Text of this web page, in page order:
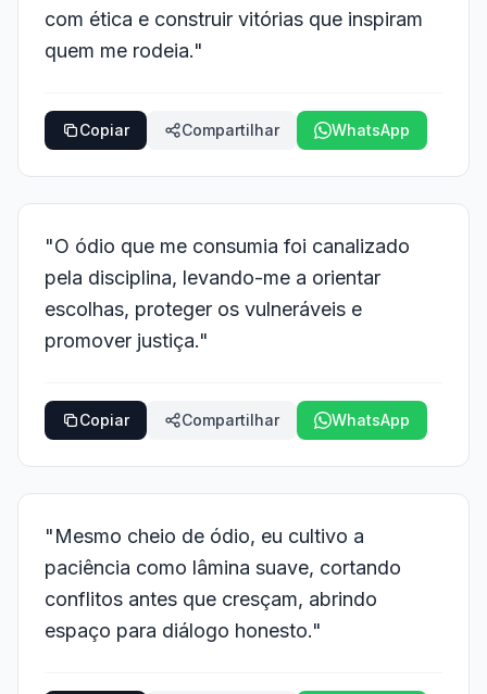
com ética e construir vitórias que inspiram
quem me rodeia."
Copiar Compartilhar WhatsApp
"O ódio que me consumia foi canalizado
pela disciplina, levando-me a orientar
escolhas, proteger os vulneráveis e
promover justiça."
Copiar Compartilhar WhatsApp
"Mesmo cheio de ódio, eu cultivo a
paciência como lâmina suave, cortando
conflitos antes que cresçam, abrindo
espaço para diálogo honesto."